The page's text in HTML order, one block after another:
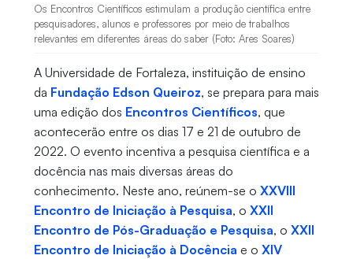
Os Encontros Científicos estimulam a produção científica entre
pesquisadores, alunos e professores por meio de trabalhos
relevantes em diferentes áreas do saber (Foto: Ares Soares)
A Universidade de Fortaleza, instituição de ensino
da Fundação Edson Queiroz, se prepara para mais
uma edição dos Encontros Científicos, que
acontecerão entre os dias 17 e 21 de outubro de
2022. O evento incentiva a pesquisa científica e a
docência nas mais diversas áreas do
conhecimento. Neste ano, reúnem-se o XXVIII
Encontro de Iniciação à Pesquisa, o XXII
Encontro de Pós-Graduação e Pesquisa, o XXII
Encontro de Iniciação à Docência e o XIV